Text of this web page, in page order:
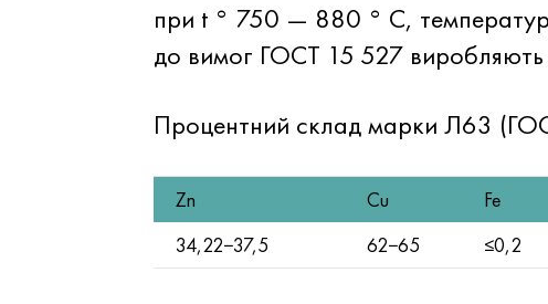
при t ° 750 — 880 ° C,
до вимог ГОСТ 15 527 виробляють
Процентний склад марки Л63
Zn Cu Fe
34,22−37,5
62−65 ≤0,2